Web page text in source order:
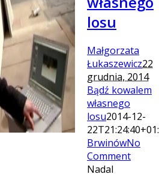
losu
Małgorzata
Łukaszewicz22
grudnia, 2014
Bądź kowalem
własnego
losu2014-12-
BrwinówNo
Comment
Nadal